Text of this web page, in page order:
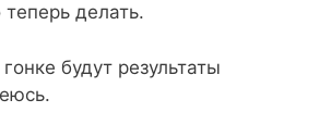
делать.
будут результаты